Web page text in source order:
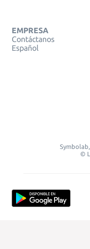
EMPRESA
Contáctanos
Español
©